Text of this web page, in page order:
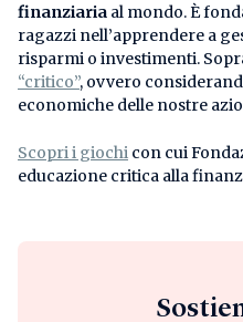
finanziaria al mondo. È
ragazzi nell’apprendere a
risparmi o investimenti.
“critico”, ovvero
economiche delle nostre
Scopri i giochi con cui
educazione critica alla